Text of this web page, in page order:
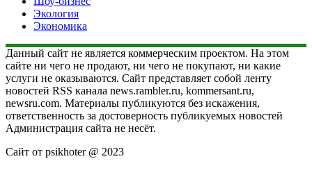
Экология
Экономика
Данный сайт не является коммерческим проектом. На этом
сайте ни чего не продают, ни чего не покупают, ни какие
услуги не оказываются. Сайт представляет собой ленту
новостей RSS канала news.rambler.ru, kommersant.ru,
newsru.com. Материалы публикуются без искажения,
ответственность за достоверность публикуемых новостей
Администрация сайта не несёт.
Сайт от psikhoter @ 2023